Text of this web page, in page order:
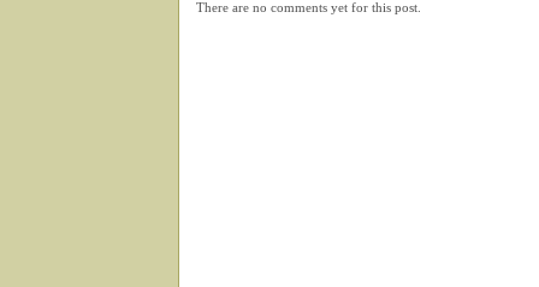
There are no comments yet for this post.